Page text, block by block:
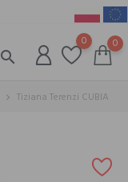
search
0 0
Tiziana Terenzi CUBIA